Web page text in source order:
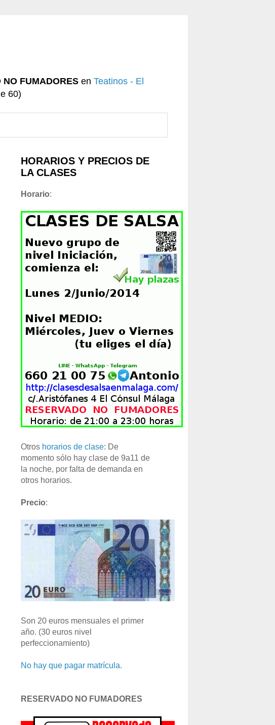
NO FUMADORES en Teatinos - El
60)
HORARIOS Y PRECIOS DE
LA CLASES
Horario:
Otros horarios de clase: De
momento sólo hay clase de 9a11 de
la noche, por falta de demanda en
otros horarios.
Precio:
Son 20 euros mensuales el primer
año. (30 euros nivel
perfeccionamiento)
No hay que pagar matrícula.
RESERVADO NO FUMADORES